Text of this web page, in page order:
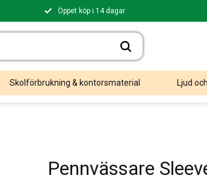
Öppet köp i 14 dagar
Skolförbrukning & kontorsmaterial Ljud
Pennvässare